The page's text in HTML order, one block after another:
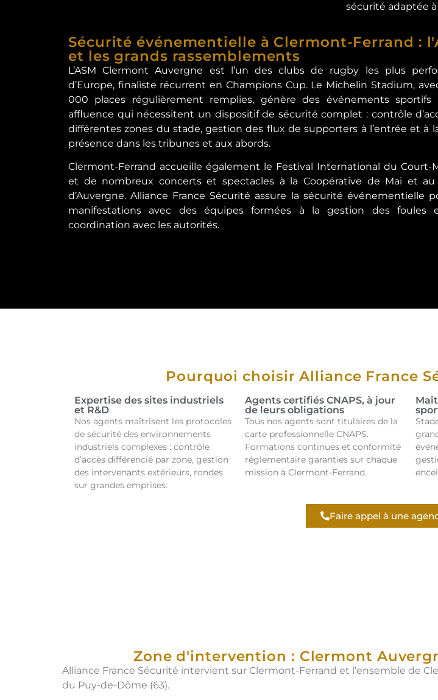
sécurité adaptée
Sécurité événementielle à Clermont-Ferrand :
et les grands rassemblements
L’ASM Clermont Auvergne est l’un des clubs de rugby les plus
d’Europe, finaliste récurrent en Champions Cup. Le Michelin Stadium,
000 places régulièrement remplies, génère des événements sportifs
affluence qui nécessitent un dispositif de sécurité complet : contrôle
différentes zones du stade, gestion des flux de supporters à l’entrée et à
présence dans les tribunes et aux abords.
Clermont-Ferrand accueille également le Festival International du Court-
et de nombreux concerts et spectacles à la Coopérative de Mai et au
d’Auvergne. Alliance France Sécurité assure la sécurité événementielle
manifestations avec des équipes formées à la gestion des foules
coordination avec les autorités.
Pourquoi choisir Alliance France
Expertise des sites industriels
et R&D
Nos agents maîtrisent les protocoles
de sécurité des environnements
industriels complexes : contrôle
d’accès différencié par zone, gestion
des intervenants extérieurs, rondes
sur grandes emprises.
Agents certifiés CNAPS, à jour
de leurs obligations
Tous nos agents sont titulaires de la
carte professionnelle CNAPS.
Formations continues et conformité
réglementaire garanties sur chaque
mission à Clermont-Ferrand.
Faire appel à une
Zone d'intervention : Clermont
Alliance France Sécurité intervient sur Clermont-Ferrand et l’ensemble de
du Puy-de-Dôme (63).